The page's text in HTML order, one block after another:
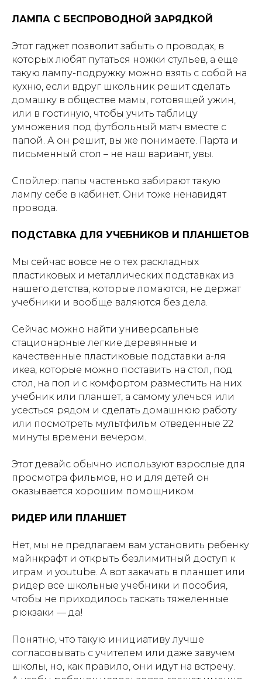
ЛАМПА С БЕСПРОВОДНОЙ ЗАРЯДКОЙ
Этот гаджет позволит забыть о проводах, в
которых любят путаться ножки стульев, а еще
такую лампу-подружку можно взять с собой на
кухню, если вдруг школьник решит сделать
домашку в обществе мамы, готовящей ужин,
или в гостиную, чтобы учить таблицу
умножения под футбольный матч вместе с
папой. А он решит, вы же понимаете. Парта и
письменный стол – не наш вариант, увы.
Спойлер: папы частенько забирают такую
лампу себе в кабинет. Они тоже ненавидят
провода.
ПОДСТАВКА ДЛЯ УЧЕБНИКОВ И ПЛАНШЕТОВ
Мы сейчас вовсе не о тех раскладных
пластиковых и металлических подставках из
нашего детства, которые ломаются, не держат
учебники и вообще валяются без дела.
Сейчас можно найти универсальные
стационарные легкие деревянные и
качественные пластиковые подставки а-ля
икеа, которые можно поставить на стол, под
стол, на пол и с комфортом разместить на них
учебник или планшет, а самому улечься или
усесться рядом и сделать домашнюю работу
или посмотреть мультфильм отведенные 22
минуты времени вечером.
Этот девайс обычно используют взрослые для
просмотра фильмов, но и для детей он
оказывается хорошим помощником.
РИДЕР ИЛИ ПЛАНШЕТ
Нет, мы не предлагаем вам установить ребенку
майнкрафт и открыть безлимитный доступ к
играм и youtube. А вот закачать в планшет или
ридер все школьные учебники и пособия,
чтобы не приходилось таскать тяжеленные
рюкзаки — да!
Понятно, что такую инициативу лучше
согласовывать с учителем или даже завучем
школы, но, как правило, они идут на встречу.